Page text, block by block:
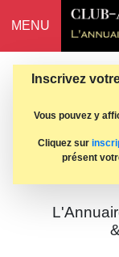
MENU
Inscrivez
Vous pouvez y
Cliquez sur
présent